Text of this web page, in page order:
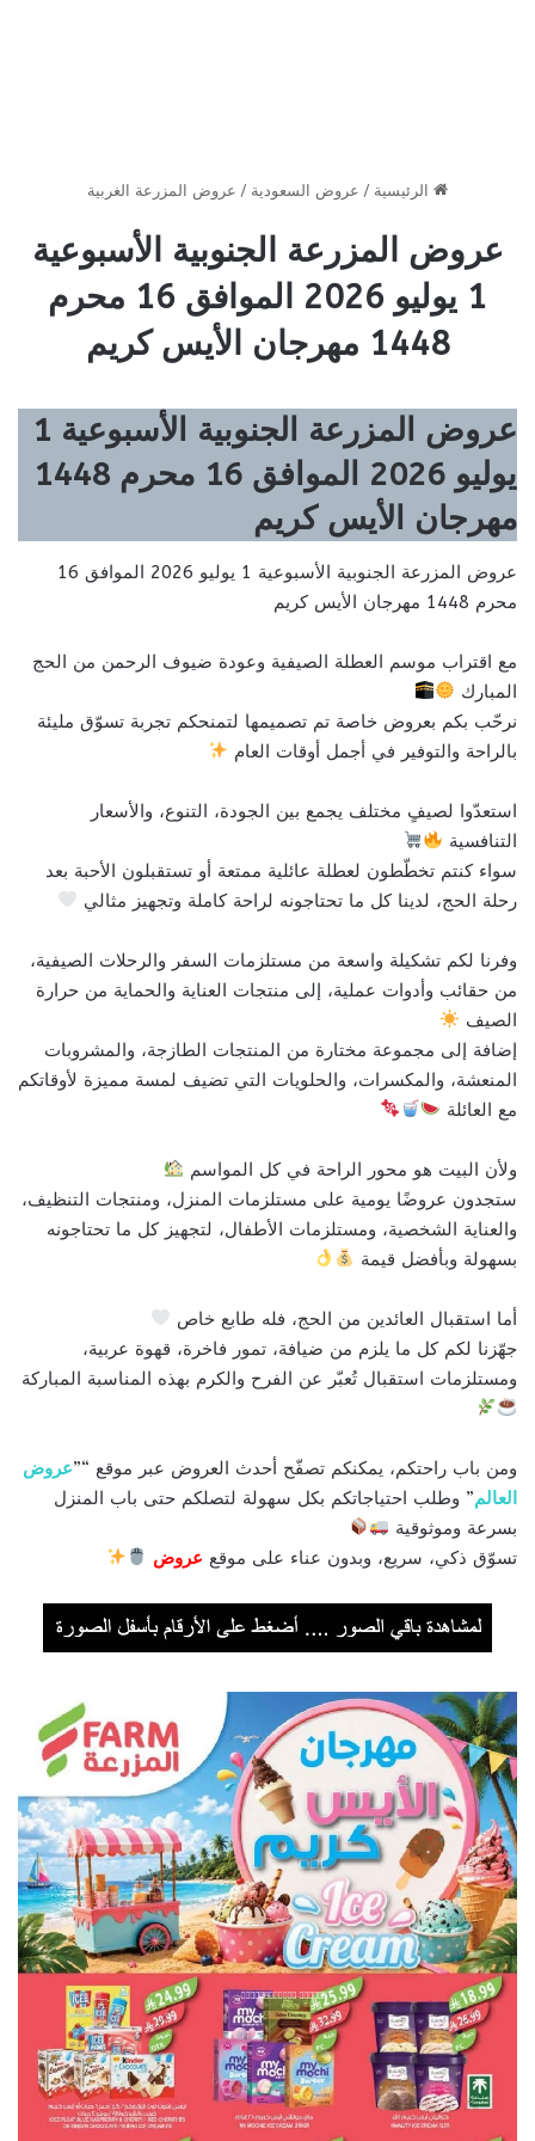
الرئيسية / عروض السعودية / عروض المزرعة الغربية
عروض المزرعة الجنوبية الأسبوعية
1 يوليو 2026 الموافق 16 محرم
1448 مهرجان الأيس كريم
عروض المزرعة الجنوبية الأسبوعية 1
يوليو 2026 الموافق 16 محرم 1448
مهرجان الأيس كريم
عروض المزرعة الجنوبية الأسبوعية 1 يوليو 2026 الموافق 16
محرم 1448 مهرجان الأيس كريم
مع اقتراب موسم العطلة الصيفية وعودة ضيوف الرحمن من الحج
المبارك
نرحّب بكم بعروض خاصة تم تصميمها لتمنحكم تجربة تسوّق مليئة
بالراحة والتوفير في أجمل أوقات العام
استعدّوا لصيفٍ مختلف يجمع بين الجودة، التنوع، والأسعار
التنافسية
سواء كنتم تخطّطون لعطلة عائلية ممتعة أو تستقبلون الأحبة بعد
رحلة الحج، لدينا كل ما تحتاجونه لراحة كاملة وتجهيز مثالي
وفرنا لكم تشكيلة واسعة من مستلزمات السفر والرحلات الصيفية،
من حقائب وأدوات عملية، إلى منتجات العناية والحماية من حرارة
الصيف
إضافة إلى مجموعة مختارة من المنتجات الطازجة، والمشروبات
المنعشة، والمكسرات، والحلويات التي تضيف لمسة مميزة لأوقاتكم
مع العائلة
ولأن البيت هو محور الراحة في كل المواسم
ستجدون عروضًا يومية على مستلزمات المنزل، ومنتجات التنظيف،
والعناية الشخصية، ومستلزمات الأطفال، لتجهيز كل ما تحتاجونه
بسهولة وبأفضل قيمة
أما استقبال العائدين من الحج، فله طابع خاص
جهّزنا لكم كل ما يلزم من ضيافة، تمور فاخرة، قهوة عربية،
ومستلزمات استقبال تُعبّر عن الفرح والكرم بهذه المناسبة المباركة
ومن باب راحتكم، يمكنكم تصفّح أحدث العروض عبر موقع “”عروض
العالم” وطلب احتياجاتكم بكل سهولة لتصلكم حتى باب المنزل
بسرعة وموثوقية
تسوّق ذكي، سريع، وبدون عناء على موقع عروض